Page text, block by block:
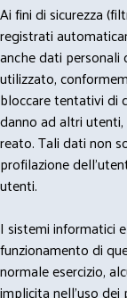
Ai fini di sicurezza
registrati
anche dati personali
utilizzato,
bloccare tentativi di
danno ad altri
reato. Tali dati non
profilazione
utenti.
I sistemi informatici
funzionamento di
normale esercizio,
implicita nell'uso